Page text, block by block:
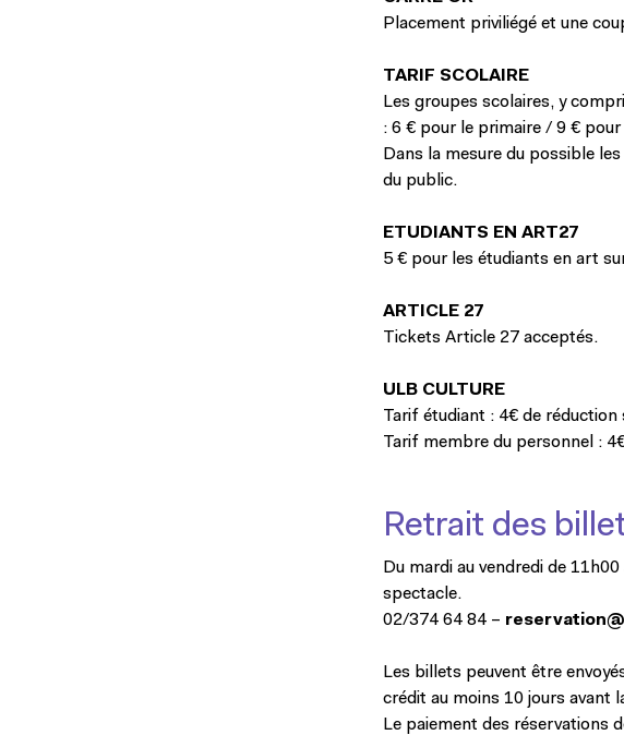
Placement priviliégé et une
TARIF SCOLAIRE
Les groupes scolaires, y
: 6 € pour le primaire / 9 € pour
Dans la mesure du possible
du public.
ETUDIANTS EN ART27
5 € pour les étudiants en art
ARTICLE 27
Tickets Article 27 acceptés.
ULB CULTURE
Tarif étudiant : 4€ de
Tarif membre du personnel :
Retrait des
Du mardi au vendredi de
spectacle.
02/374 64 84 –
Les billets peuvent être
crédit au moins 10 jours avant
Le paiement des réservations